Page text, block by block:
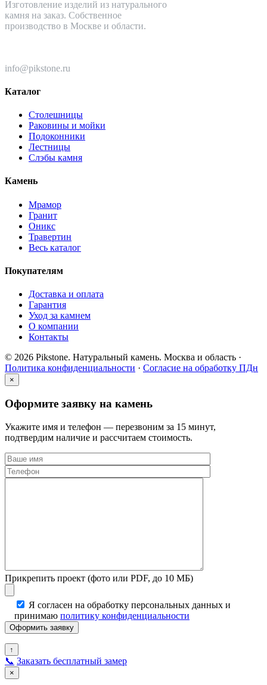
Изготовление изделий из натурального
камня на заказ. Собственное
производство в Москве и области.
info@pikstone.ru
Каталог
Столешницы
Раковины и мойки
Подоконники
Лестницы
Слэбы камня
Камень
Мрамор
Гранит
Оникс
Травертин
Весь каталог
Покупателям
Доставка и оплата
Гарантия
Уход за камнем
О компании
Контакты
© 2026 Pikstone. Натуральный камень. Москва и область ·
Политика конфиденциальности · Согласие на обработку ПДн
×
Оформите заявку на камень
Укажите имя и телефон — перезвоним за 15 минут,
подтвердим наличие и рассчитаем стоимость.
Прикрепить проект (фото или PDF, до 10 МБ)
Я согласен на обработку персональных данных и
принимаю политику конфиденциальности
↑
📞 Заказать бесплатный замер
×